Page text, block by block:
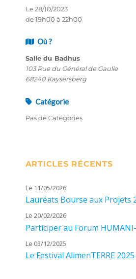
Le 28/10/2023
de 19h00 à 22h00
Où ?
Salle du Badhus
103 Rue du Général de Gaulle
68240 Kaysersberg
Catégorie
Pas de Catégories
ARTICLES RÉCENTS
Le 11/05/2026
Lauréats Bourse aux Projets
Le 20/02/2026
Participer au Forum HUMANI-
Le 03/12/2025
Le Festival AlimenTERRE 2025